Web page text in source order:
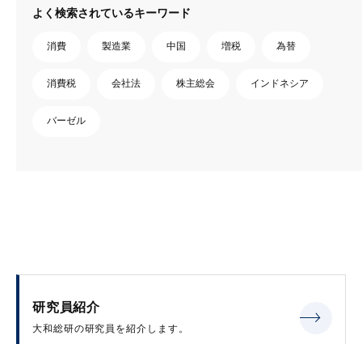
よく検索されているキーワード
消費 製造業 中国 増税 為替
消費税 会社法 株主総会 インドネシア
バーゼル
研究員紹介
大和総研の研究員を紹介します。